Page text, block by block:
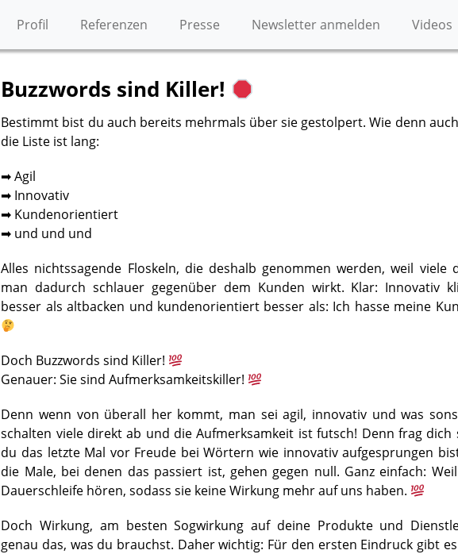
Profil Referenzen Presse Newsletter anmelden Videos
Buzzwords sind Killer!
Bestimmt bist du auch bereits mehrmals über sie gestolpert. Wie denn
die Liste ist lang:
➡ Agil
➡ Innovativ
➡ Kundenorientiert
➡ und und und
Alles nichtssagende Floskeln, die deshalb genommen werden, weil viele
man dadurch schlauer gegenüber dem Kunden wirkt. Klar: Innovativ
besser als altbacken und kundenorientiert besser als: Ich hasse meine
Doch Buzzwords sind Killer!
Genauer: Sie sind Aufmerksamkeitskiller!
Denn wenn von überall her kommt, man sei agil, innovativ und was
schalten viele direkt ab und die Aufmerksamkeit ist futsch! Denn frag dich
du das letzte Mal vor Freude bei Wörtern wie innovativ aufgesprungen
die Male, bei denen das passiert ist, gehen gegen null. Ganz einfach:
Dauerschleife hören, sodass sie keine Wirkung mehr auf uns haben.
Doch Wirkung, am besten Sogwirkung auf deine Produkte und
genau das, was du brauchst. Daher wichtig: Für den ersten Eindruck gibt